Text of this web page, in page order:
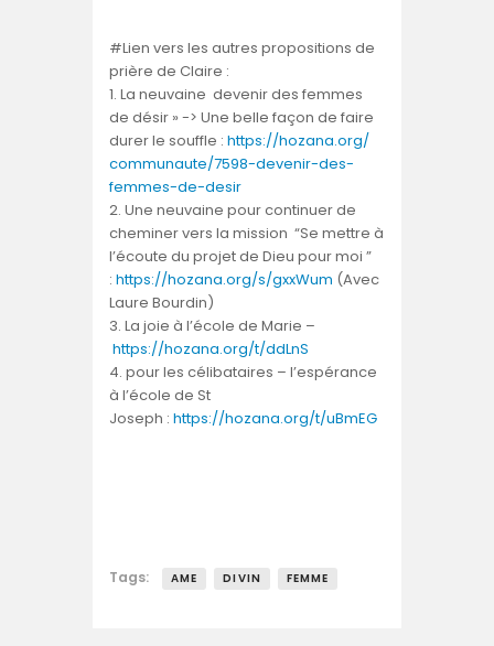
#Lien vers les autres propositions de
prière de Claire :
1. La neuvaine devenir des femmes
de désir » -> Une belle façon de faire
durer le souffle : https://hozana.org/
communaute/7598-devenir-des-
femmes-de-desir
2. Une neuvaine pour continuer de
cheminer vers la mission “Se mettre à
l’écoute du projet de Dieu pour moi ”
: https://hozana.org/s/gxxWum (Avec
Laure Bourdin)
3. La joie à l’école de Marie –
https://hozana.org/t/ddLnS
4. pour les célibataires – l’espérance
à l’école de St
Joseph : https://hozana.org/t/uBmEG
Tags: AME DIVIN FEMME